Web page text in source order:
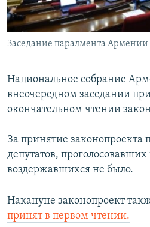
English
Русский
Все сайты Радио Азатутюн
Заседание паралмента Армении
Национальное собрание
внеочередном заседании
окончательном чтении
За принятие законопроекта
депутатов,
воздержавшихся не было.
Накануне законопроект
принят в первом чтении.